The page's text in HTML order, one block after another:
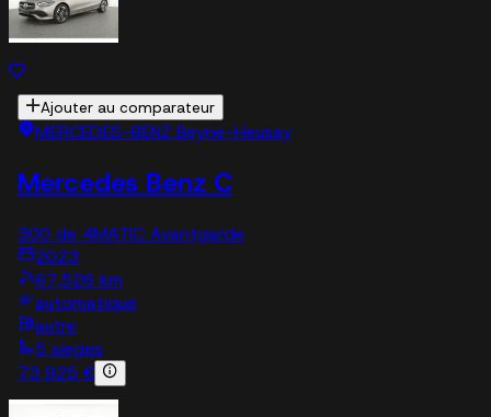
Ajouter au comparateur
MERCEDES-BENZ Beyne-Heusay
Mercedes Benz C
300 de 4MATIC Avantgarde
2023
67,526 km
automatique
autre
5 sieges
73 925 €